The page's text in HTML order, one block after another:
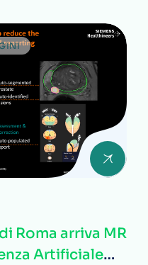
Roma arriva MR
Artificiale